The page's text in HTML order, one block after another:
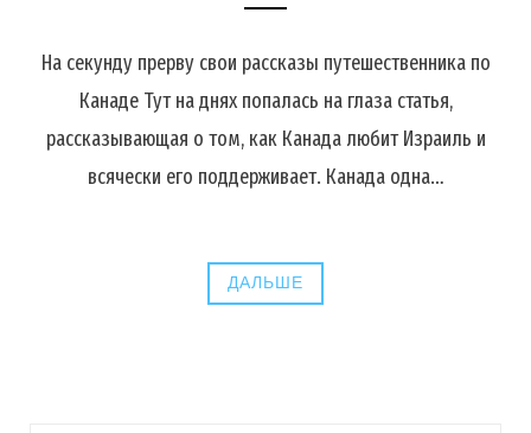
На секунду прерву свои рассказы путешественника по
Канаде Тут на днях попалась на глаза статья,
рассказывающая о том, как Канада любит Израиль и
всячески его поддерживает. Канада одна…
ДАЛЬШЕ